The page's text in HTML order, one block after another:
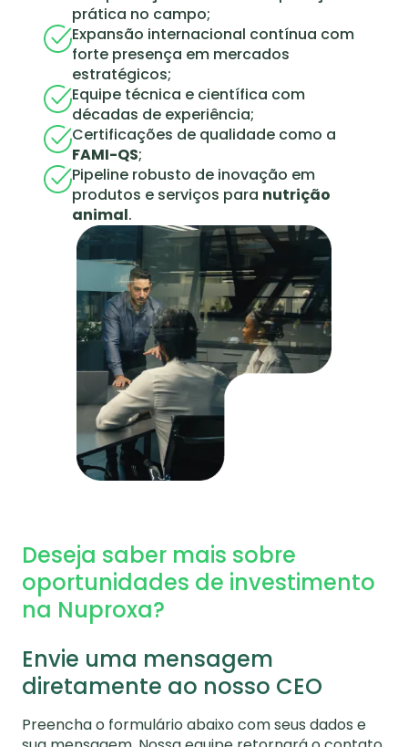
prática no campo;
Expansão internacional contínua com
forte presença em mercados
estratégicos;
Equipe técnica e científica com
décadas de experiência;
Certificações de qualidade como a
FAMI-QS;
Pipeline robusto de inovação em
produtos e serviços para nutrição
animal.
Deseja saber mais sobre
oportunidades de investimento
na Nuproxa?
Envie uma mensagem
diretamente ao nosso CEO
Preencha o formulário abaixo com seus dados e